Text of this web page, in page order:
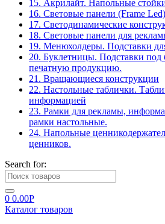
15. Акрилайт. Напольные
16. Световые панели (Frame Led)
17. Светодинамические
18. Световые панели для
19. Менюхолдеры. Подставки
20. Буклетницы. Подставки
печатную продукцию.
21. Вращающиеся конструкции
22. Настольные таблички.
информацией
23. Рамки для рекламы,
рамки настольные.
24. Напольные
ценников.
Search for:
0 0.00Р
Каталог товаров